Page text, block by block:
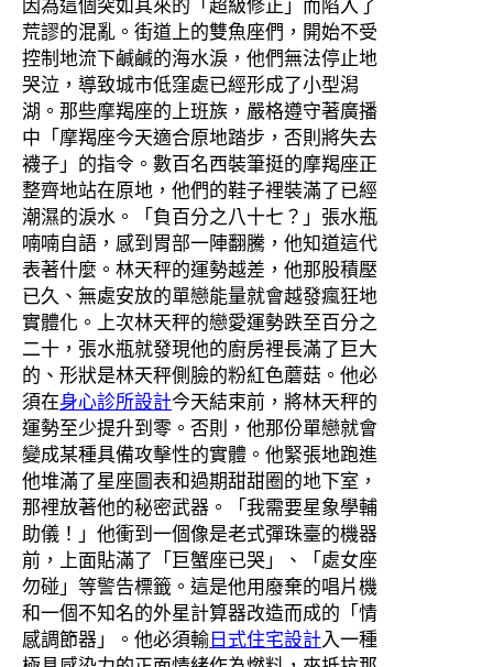
因為這個突如其來的「超級修正」而陷入了
荒謬的混亂。街道上的雙魚座們，開始不受
控制地流下鹹鹹的海水淚，他們無法停止地
哭泣，導致城市低窪處已經形成了小型潟
湖。那些摩羯座的上班族，嚴格遵守著廣播
中「摩羯座今天適合原地踏步，否則將失去
襪子」的指令。數百名西裝筆挺的摩羯座正
整齊地站在原地，他們的鞋子裡裝滿了已經
潮濕的淚水。「負百分之八十七？」張水瓶
喃喃自語，感到胃部一陣翻騰，他知道這代
表著什麼。林天秤的運勢越差，他那股積壓
已久、無處安放的單戀能量就會越發瘋狂地
實體化。上次林天秤的戀愛運勢跌至百分之
二十，張水瓶就發現他的廚房裡長滿了巨大
的、形狀是林天秤側臉的粉紅色蘑菇。他必
須在身心診所設計今天結束前，將林天秤的
運勢至少提升到零。否則，他那份單戀就會
變成某種具備攻擊性的實體。他緊張地跑進
他堆滿了星座圖表和過期甜甜圈的地下室，
那裡放著他的秘密武器。「我需要星象學輔
助儀！」他衝到一個像是老式彈珠臺的機器
前，上面貼滿了「巨蟹座已哭」、「處女座
勿碰」等警告標籤。這是他用廢棄的唱片機
和一個不知名的外星計算器改造而成的「情
感調節器」。他必須輸日式住宅設計入一種